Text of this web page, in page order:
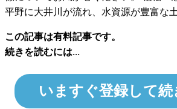
平野に大井川が流れ、水資源が豊富な
この記事は有料記事です。
続きを読むには...
いますぐ登録して